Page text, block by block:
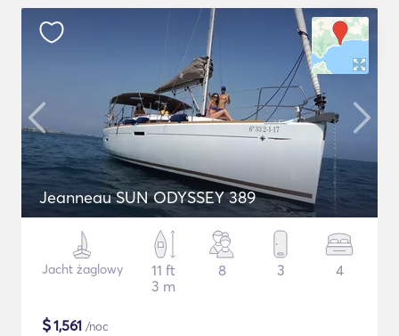
Jeanneau SUN ODYSSEY 389
Jacht żaglowy
11 ft
3 m
8 3 4
$1,561 /noc